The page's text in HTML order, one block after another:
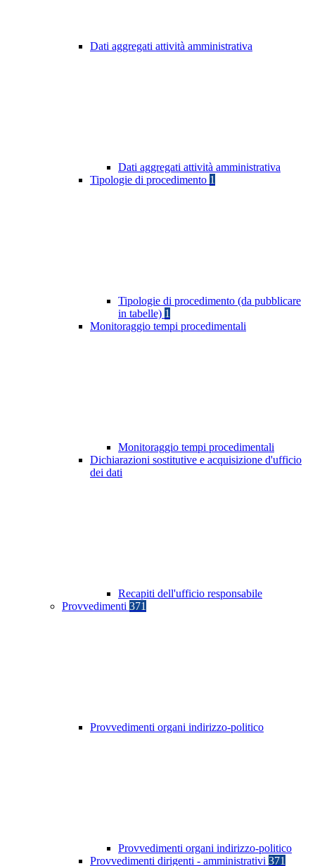
Dati aggregati attività amministrativa
Dati aggregati attività amministrativa
Tipologie di procedimento 1
Tipologie di procedimento (da pubblicare
in tabelle) 1
Monitoraggio tempi procedimentali
Monitoraggio tempi procedimentali
Dichiarazioni sostitutive e acquisizione d'ufficio
dei dati
Recapiti dell'ufficio responsabile
Provvedimenti 371
Provvedimenti organi indirizzo-politico
Provvedimenti organi indirizzo-politico
Provvedimenti dirigenti - amministrativi 371